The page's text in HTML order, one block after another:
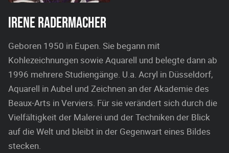
IRENE RADERMACHER
Geboren 1950 in Eupen. Sie begann mit
Kohlezeichnungen sowie Aquarell und belegte dann ab
1996 mehrere Studiengänge. U.a. Acryl in Düsseldorf,
Aquarell in Aubel und Zeichnen an der Akademie des
Beaux-Arts in Verviers. Für sie verändert sich durch die
Vielfältigkeit der Malerei und der Techniken der Blick
auf die Welt und bleibt in der Gegenwart eines Bildes
stecken.